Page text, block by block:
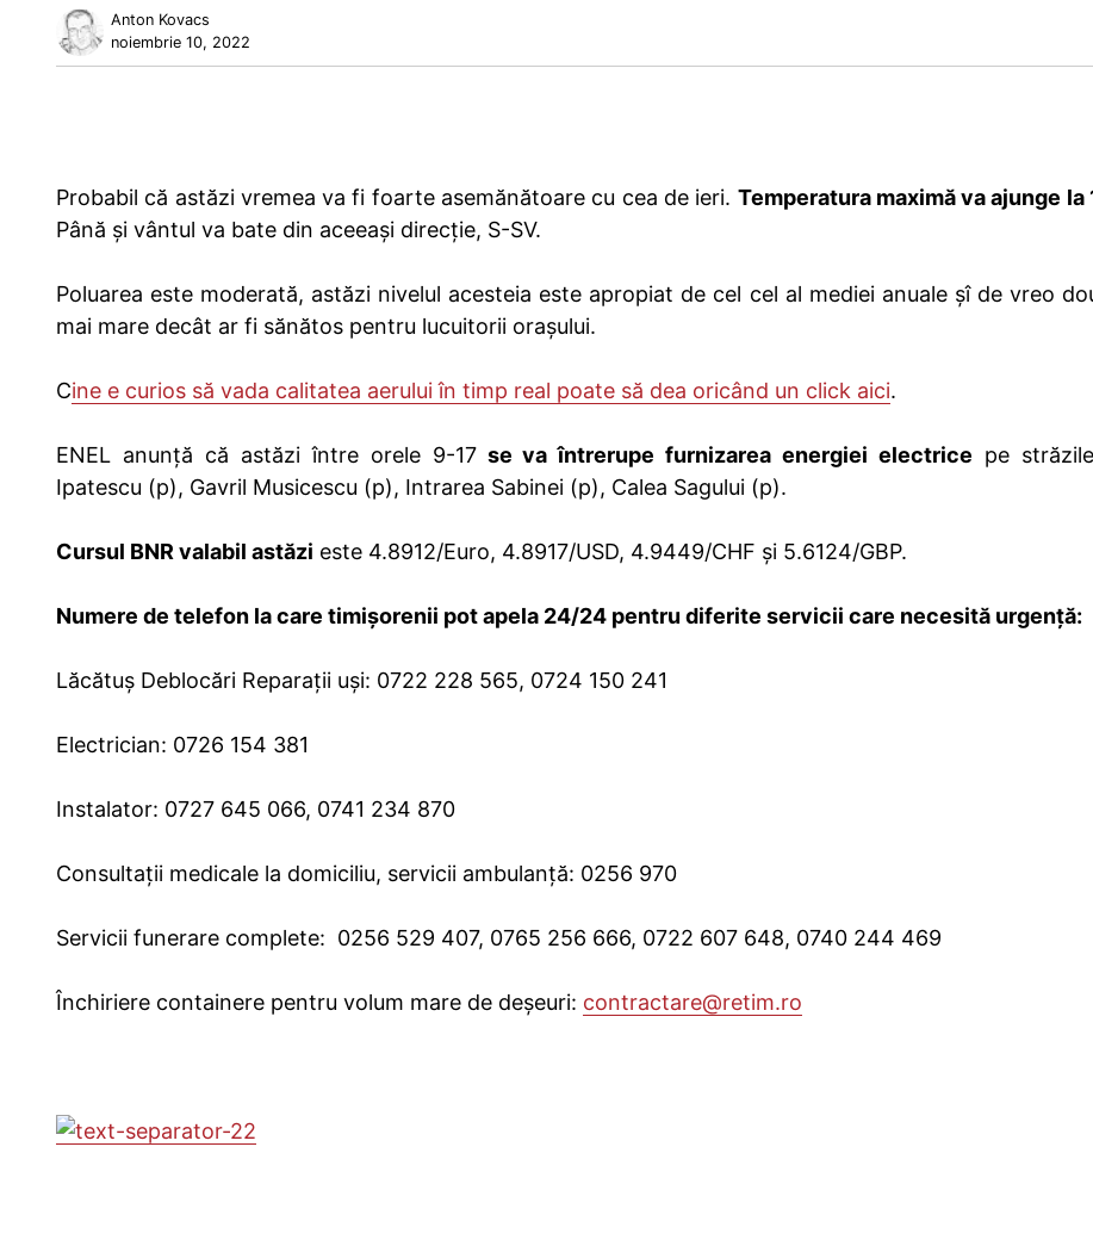
Anton Kovacs
noiembrie 10, 2022
Probabil că astăzi vremea va fi foarte asemănătoare cu cea de ieri. Temperatura maximă va ajunge la
Până și vântul va bate din aceeași direcție, S-SV.
Poluarea este moderată, astăzi nivelul acesteia este apropiat de cel cel al mediei anuale șî de vreo
mai mare decât ar fi sănătos pentru lucuitorii orașului.
Cine e curios să vada calitatea aerului în timp real poate să dea oricând un click aici.
ENEL anunță că astăzi între orele 9-17se va întrerupe furnizarea energiei electrice pe
Ipatescu (p), Gavril Musicescu (p), Intrarea Sabinei (p), Calea Sagului (p).
Cursul BNR valabil astăzi este 4.8912/Euro, 4.8917/USD, 4.9449/CHF și 5.6124/GBP.
Numere de telefon la care timișorenii pot apela 24/24 pentru diferite servicii care necesită urgență:
Lăcătuș Deblocări Reparații uși: 0722 228 565, 0724 150 241
Electrician: 0726 154 381
Instalator: 0727 645 066, 0741 234 870
Consultații medicale la domiciliu, servicii ambulanță: 0256 970
Servicii funerare complete: 0256 529 407, 0765 256 666, 0722 607 648, 0740 244 469
Închiriere containere pentru volum mare de deșeuri: contractare@retim.ro